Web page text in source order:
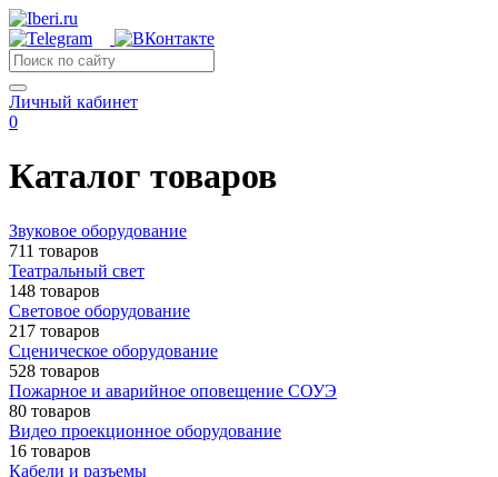
Личный кабинет
0
Каталог товаров
Звуковое оборудование
711 товаров
Театральный свет
148 товаров
Световое оборудование
217 товаров
Сценическое оборудование
528 товаров
Пожарное и аварийное оповещение СОУЭ
80 товаров
Видео проекционное оборудование
16 товаров
Кабели и разъемы